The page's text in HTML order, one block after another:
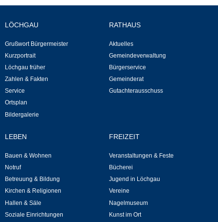
Rund um den Wein
Schlepper / Traktor
Rathaus
Gemeindeverwaltung
Mitarbeiter
Stellenangebote
LÖCHGAU
Grußwort Bürgermeister
Kurzportrait
Löchgau früher
Zahlen & Fakten
Service
Ortsplan
Bildergalerie
RATHAUS
Aktuelles
Gemeindeverwaltung
Bürgerservice
Gemeinderat
Gutachterausschuss
LEBEN
Bauen & Wohnen
Notruf
Betreuung & Bildung
Kirchen & Religionen
Hallen & Säle
Soziale Einrichtungen
FREIZEIT
Veranstaltungen & Feste
Bücherei
Jugend in Löchgau
Vereine
Nagelmuseum
Kunst im Ort